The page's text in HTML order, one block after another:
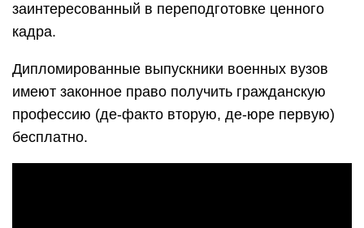
заинтересованный в переподготовке ценного
кадра.
Дипломированные выпускники военных вузов
имеют законное право получить гражданскую
профессию (де-факто вторую, де-юре первую)
бесплатно.